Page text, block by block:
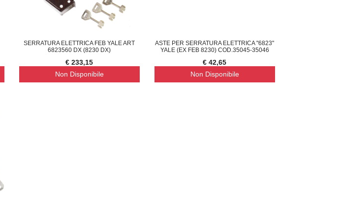
SERRATURA ELETTRICA FEB YALE ART
6823560 DX (8230 DX)
€ 233,15
Non Disponibile
ASTE PER SERRATURA ELETTRICA "6823"
YALE (EX FEB 8230) COD.35045-35046
€ 42,65
Non Disponibile